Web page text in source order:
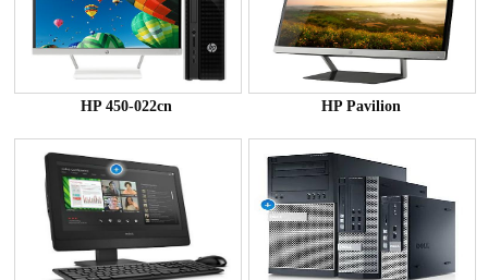
HP 450-022cn HP Pavilion